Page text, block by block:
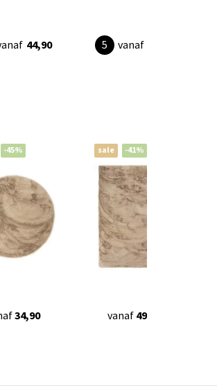
44,90 vanaf
-45%
34,90
sale -41%
vanaf 49,90